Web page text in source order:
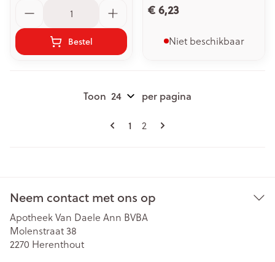
Bestel
€ 6,23
Niet beschikbaar
Pagina's
U lees momenteel pagina
1 Pagina
2
Toon per pagina
Neem contact met ons op
Apotheek Van Daele Ann BVBA
Molenstraat 38
2270 Herenthout